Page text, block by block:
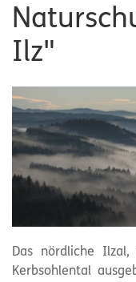
Ilz"
Das nördliche
Kerbsohlental